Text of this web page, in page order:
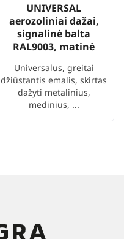
UNIVERSAL
aerozoliniai dažai,
signalinė balta
RAL9003, matinė
Universalus, greitai
džiūstantis emalis, skirtas
dažyti metalinius,
medinius, ...